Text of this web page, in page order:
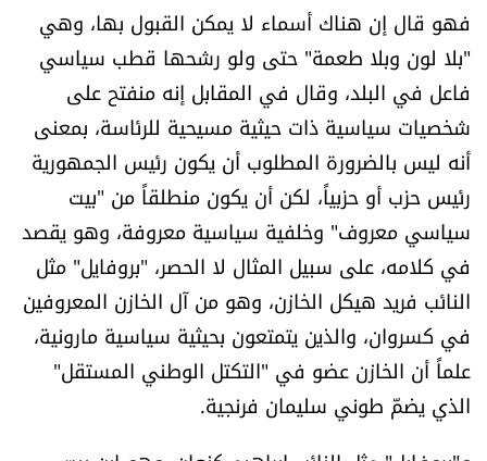
فهو قال إن هناك أسماء لا يمكن القبول بها، وهي
"بلا لون وبلا طعمة" حتى ولو رشحها قطب سياسي
فاعل في البلد، وقال في المقابل إنه منفتح على
شخصيات سياسية ذات حيثية مسيحية للرئاسة، بمعنى
أنه ليس بالضرورة المطلوب أن يكون رئيس الجمهورية
رئيس حزب أو حزبياً، لكن أن يكون منطلقاً من "بيت
سياسي معروف" وخلفية سياسية معروفة، وهو يقصد
في كلامه، على سبيل المثال لا الحصر، "بروفايل" مثل
النائب فريد هيكل الخازن، وهو من آل الخازن المعروفين
في كسروان، والذين يتمتعون بحيثية سياسية مارونية،
علماً أن الخازن عضو في "التكتل الوطني المستقل"
الذي يضمّ طوني سليمان فرنجية.